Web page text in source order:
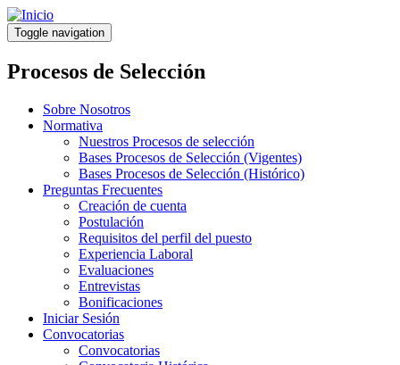
Pasar
al
contenido
principal
Toggle navigation
Procesos de Selección
Sobre Nosotros
Normativa
Nuestros Procesos de selección
Bases Procesos de Selección (Vigentes)
Bases Procesos de Selección (Histórico)
Preguntas Frecuentes
Creación de cuenta
Postulación
Requisitos del perfil del puesto
Experiencia Laboral
Evaluaciones
Entrevistas
Bonificaciones
Iniciar Sesión
Convocatorias
Convocatorias